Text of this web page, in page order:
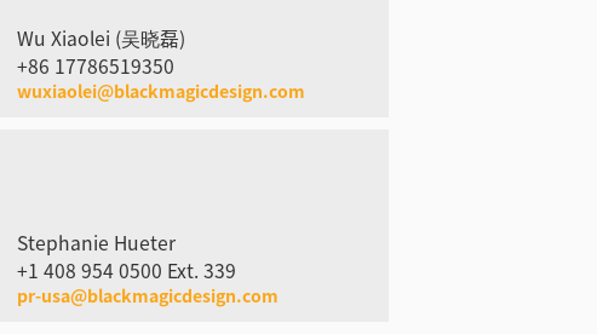
Wu Xiaolei (吴晓磊)
+86 17786519350
wuxiaolei@blackmagicdesign.com
Stephanie Hueter
+1 408 954 0500 Ext. 339
pr-usa@blackmagicdesign.com